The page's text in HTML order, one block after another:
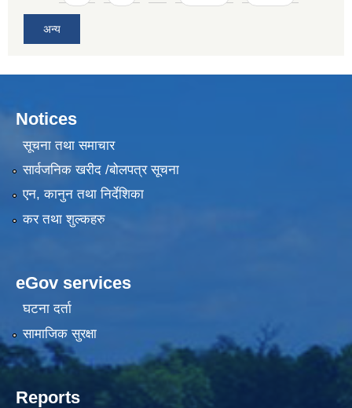
अन्य
Notices
सूचना तथा समाचार
सार्वजनिक खरीद /बोलपत्र सूचना
एन, कानुन तथा निर्देशिका
कर तथा शुल्कहरु
eGov services
घटना दर्ता
सामाजिक सुरक्षा
Reports